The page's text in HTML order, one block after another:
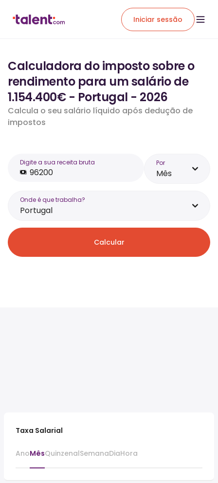
Iniciar sessão
Calculadora do imposto sobre o
rendimento para um salário de
1.154.400€ - Portugal - 2026
Calcula o seu salário líquido após dedução de
impostos
Digite a sua receita bruta Por
Mês
Onde é que trabalha?
Portugal
Calcular
Taxa Salarial
AnoMêsQuinzenalSemanaDiaHora